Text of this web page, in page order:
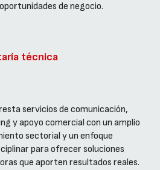
de negocio.
técnica
servicios de comunicación,
y apoyo comercial con un amplio
sectorial y un enfoque
para ofrecer soluciones
que aporten resultados reales.